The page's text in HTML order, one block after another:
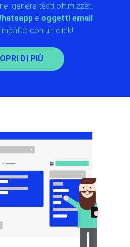
genera testi ottimizzati
e oggetti email
con un click!
DI PIÙ